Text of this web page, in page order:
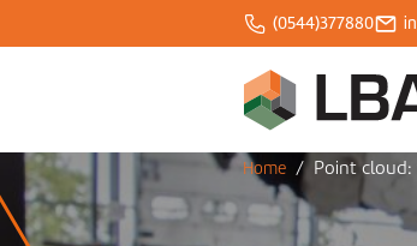
(0544)377880
Expertises
Home / Point